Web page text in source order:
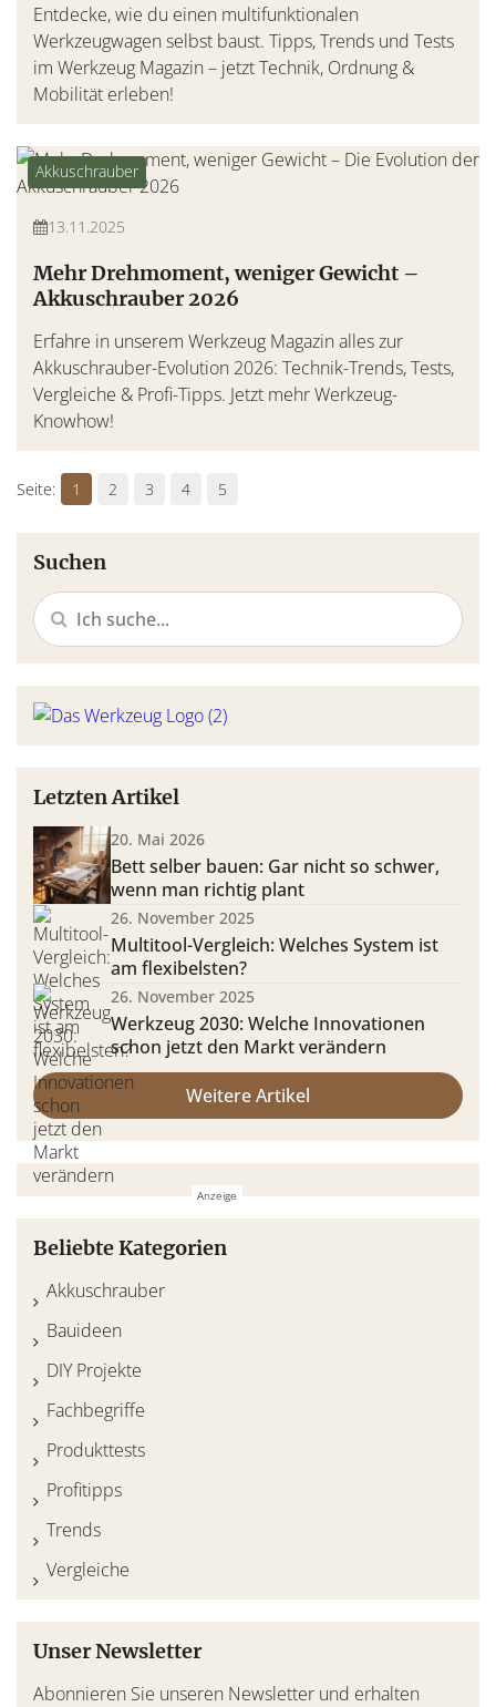
Entdecke, wie du einen multifunktionalen
Werkzeugwagen selbst baust. Tipps, Trends und Tests
im Werkzeug Magazin – jetzt Technik, Ordnung &
Mobilität erleben!
Akkuschrauber
13.11.2025
Mehr Drehmoment, weniger Gewicht –
Akkuschrauber 2026
Erfahre in unserem Werkzeug Magazin alles zur
Akkuschrauber-Evolution 2026: Technik-Trends, Tests,
Vergleiche & Profi-Tipps. Jetzt mehr Werkzeug-
Knowhow!
1 2 3 4 5
Suchen
Letzten Artikel
20. Mai 2026
Bett selber bauen: Gar nicht so schwer,
wenn man richtig plant
26. November 2025
Multitool-Vergleich: Welches System ist
am flexibelsten?
26. November 2025
Werkzeug 2030: Welche Innovationen
schon jetzt den Markt verändern
Weitere Artikel
Beliebte Kategorien
Akkuschrauber
Bauideen
DIY Projekte
Fachbegriffe
Produkttests
Profitipps
Trends
Vergleiche
Unser Newsletter
Abonnieren Sie unseren Newsletter und erhalten